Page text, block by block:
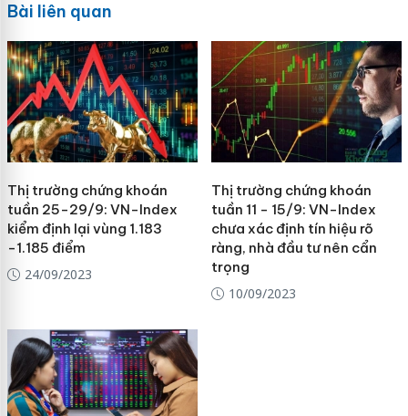
Bài liên quan
Thị trường chứng khoán
tuần 25-29/9: VN-Index
kiểm định lại vùng 1.183
-1.185 điểm
24/09/2023
Thị trường chứng khoán
tuần 11 - 15/9: VN-Index
chưa xác định tín hiệu rõ
ràng, nhà đầu tư nên cẩn
trọng
10/09/2023